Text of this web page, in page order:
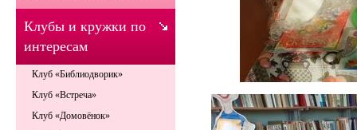
Клубы и кружки по
интересам
Клуб «Библиодворик»
Клуб «Встреча»
Клуб «Домовёнок»